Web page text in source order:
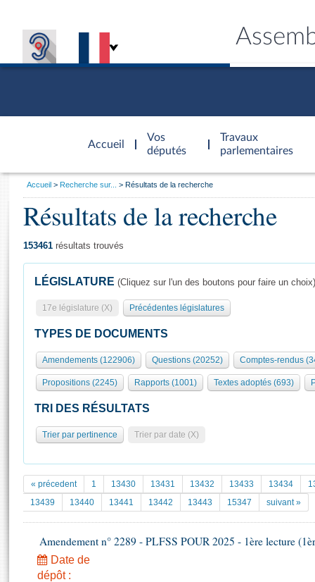
Accueil
d'accueil
Vos
députés
Travaux
parlementaires
Présidence
577 députés
Groupes politiques
Séance publique
Commissions et autres organes
Europe et International
Pétitions
Documents parlementaires
Projets de loi
Propositions de loi
Amendements
Textes adoptés
Général
Rôle et pouvoirs de l'Assemblée
Organisation de l'Assemblée
Présidence Conférence des Présidents Bureau Collège des
Statistiques et chiffres clés
Documents de référence
( Constitution | Règlement de l'Assemblée ... )
Histoire
Juniors
Visiter l'Assemblée
Visite virtuelle du palais Bourbon
Assister à une séance
La Bibliothèque
Les archives
Photos libres de droit
Vous
Accueil Recherche sur... Résultats de la recherche
Résultats de la recherche
153461 résultats trouvés
LÉGISLATURE (Cliquez sur l'un des boutons pour faire un choix)
17e législature (X) Précédentes législatures
TYPES DE DOCUMENTS
Amendements (122906) Questions (20252) Comptes-rendus
Propositions (2245) Rapports (1001) Textes adoptés (693)
TRI DES RÉSULTATS
Trier par pertinence Trier par date (X)
« précedent 1 13430 13431 13432 13433 13434
13439
13440 13441 13442 13443 15347 suivant »
Amendement n° 2289 - PLFSS POUR 2025 - 1ère lecture
Date de
dépôt :